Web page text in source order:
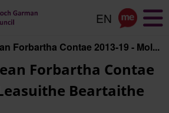
an
príomhábhar
Forbartha Contae 2013-19 - Mol...
Forbartha Contae
Beartaithe